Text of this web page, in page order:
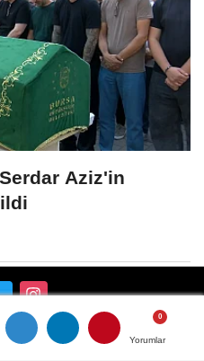
Yorumlar
Yorumlar
Yorumlar
Aziz'in
Çerez Politikası